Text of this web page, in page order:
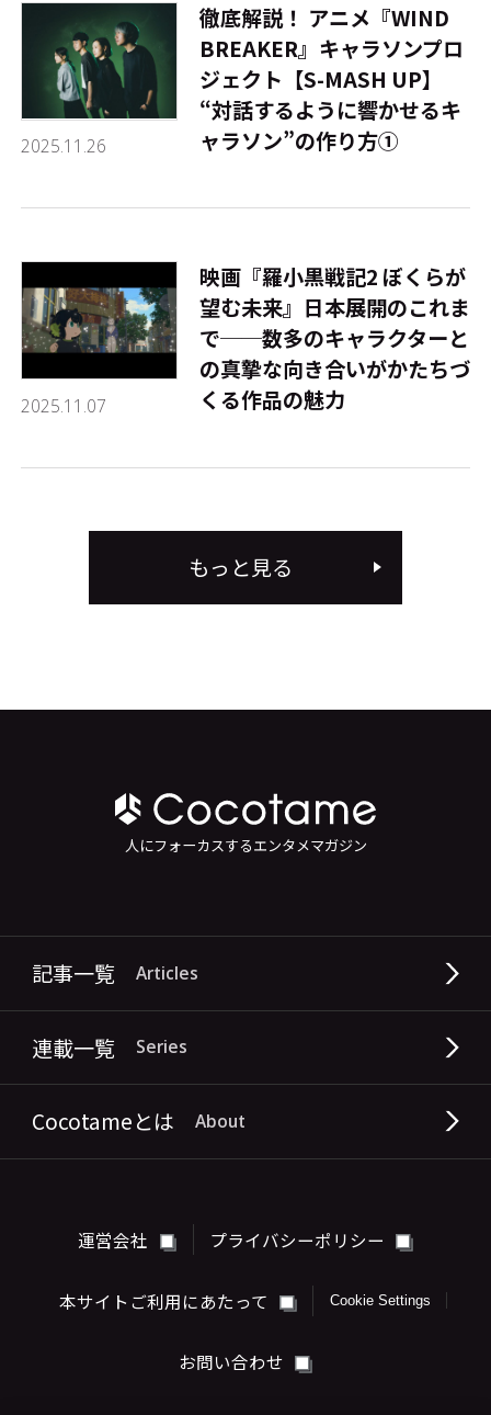
2025.11.26
徹底解説！ アニメ『WIND
BREAKER』キャラソンプロ
ジェクト【S-MASH UP】
――“対話するように響かせるキ
ャラソン”の作り方①
2025.11.07
映画『羅小黒戦記2 ぼくらが
望む未来』日本展開のこれま
で──数多のキャラクターと
の真摯な向き合いがかたちづ
くる作品の魅力
もっと見る
人にフォーカスするエンタメマガジン
記事一覧 Articles
連載一覧 Series
Cocotameとは About
運営会社 プライバシーポリシー
本サイトご利用にあたって Cookie Settings
お問い合わせ